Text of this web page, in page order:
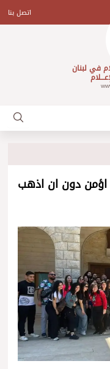
اتصل بنا
في لبنان
دون ان اذهب